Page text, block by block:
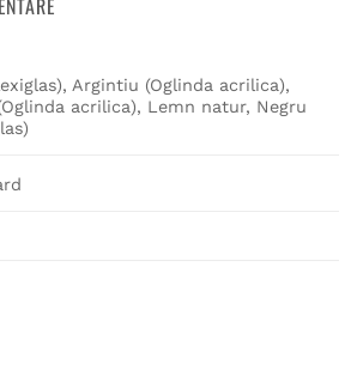
Argintiu (Oglinda acrilica),
acrilica), Lemn natur, Negru